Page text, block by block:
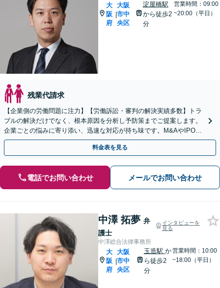
大
阪
府
|
大阪
市中
央区
淀屋橋駅
から徒歩2
分
営業時間：09:00
~20:00（平日）
残業代請求
【企業側の労働問題に注力】【労働訴訟・審判の解決実績多数】トラ
ブルの解決だけでなく、根本原因を分析し予防策までご提案します。
企業ごとの悩みに寄り添い、迅速な対応が持ち味です。M&AやIPOの
労務デューデリジェンスにも対応可能です。
料金表を見る
電話でお問い合わせ メールでお問い合わせ
中澤 拓夢 弁
護士
インタビューを
見る
中澤総合法律事務所
大
阪
府
|
大阪
市中
央区
玉造駅 か
ら徒歩2
分
営業時間：10:00
~18:00（平日）